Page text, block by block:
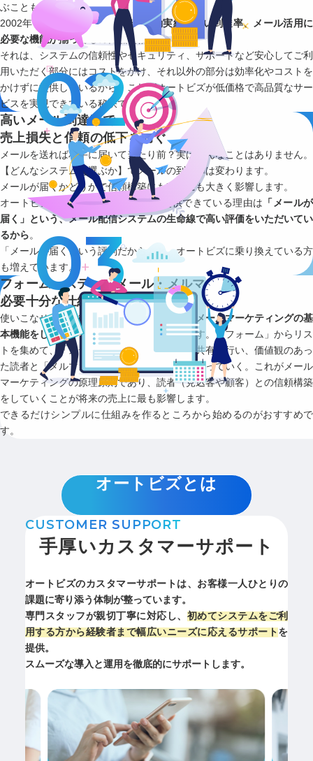
ぶことも重要です。
2002年サービス開始以来の
安定稼動実績、高い到達率、メール活用に
必要な機能が揃ってるのに低価格。
それは、システムの信頼性やセキュリティ、サポートなど安心してご利
用いただく部分にはコストをかけ、それ以外の部分は効率化やコストを
かけずに提供しているから。これがオートビズが低価格で高品質なサー
ビスを実現できている秘訣です。
高いメール到達率で
売上損失と信頼の低下を防ぐ
メールを送れば相手に届いて当たり前？実はそんなことはありません。
【どんなシステムを選ぶか】でメールの到達率は変わります。
メールが届くかどうかで信頼構築にも売上にも大きく影響します。
オートビズが20年以上もサービスを提供できている理由は 「メールが
届く」という、メール配信システムの生命線で高い評価をいただいてい
るから。
「メールが届くという評判だから」と、オートビズに乗り換えている方
も増えています。
フォーム・ステップメール・メルマガで
必要十分な仕組みが作れる
使いこなせない機能がたくさんあるよりも、
メールマーケティングの基
本機能をしっかりと使いこなせる方が重要です。「フォーム」からリス
トを集めて、「ステップメール」で価値観の共有を行い、価値観のあっ
た読者と「メルマガ」で繋がり続けて売上を作っていく。これがメール
マーケティングの原理原則であり、読者（見込客や顧客）との信頼構築
をしていくことが将来の売上に最も影響します。
できるだけシンプルに仕組みを作るところから始めるのがおすすめで
す。
オートビズとは
CUSTOMER SUPPORT
手厚いカスタマーサポート
オートビズのカスタマーサポートは、お客様一人ひとりの
課題に寄り添う体制が整っています。
専門スタッフが親切丁寧に対応し、 初めてシステムをご利
用する方から経験者まで幅広いニーズに応えるサポートを
提供。
スムーズな導入と運用を徹底的にサポートします。